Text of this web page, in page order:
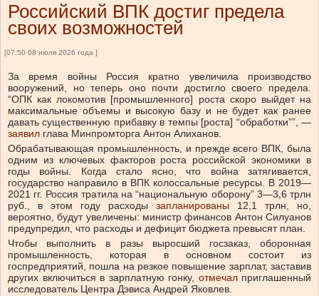
Российский ВПК достиг предела
своих возможностей
[07:50 08 июля 2026 года ]
За время войны Россия кратно увеличила производство
вооружений, но теперь оно почти достигло своего предела.
“ОПК как локомотив [промышленного] роста скоро выйдет на
максимальные объемы и высокую базу и не будет как ранее
давать существенную прибавку в темпы [роста] “обработки””, —
заявил глава Минпромторга Антон Алиханов.
Обрабатывающая промышленность, и прежде всего ВПК, была
одним из ключевых факторов роста российской экономики в
годы войны. Когда стало ясно, что война затягивается,
государство направило в ВПК колоссальные ресурсы. В 2019—
2021 гг. Россия тратила на “национальную оборону” 3—3,6 трлн
руб., в этом году расходы запланированы 12,1 трлн, но,
вероятно, будут увеличены: министр финансов Антон Силуанов
предупредил, что расходы и дефицит бюджета превысят план.
Чтобы выполнить в разы выросший госзаказ, оборонная
промышленность, которая в основном состоит из
госпредприятий, пошла на резкое повышение зарплат, заставив
других включиться в зарплатную гонку, отмечалприглашенный
исследователь Центра Дэвиса Андрей Яковлев.